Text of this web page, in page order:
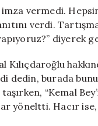
vermedi.
verdi.
diyerek
Kılıçdaroğlu
dedin, burada
“Kemal
yöneltti. Hacır